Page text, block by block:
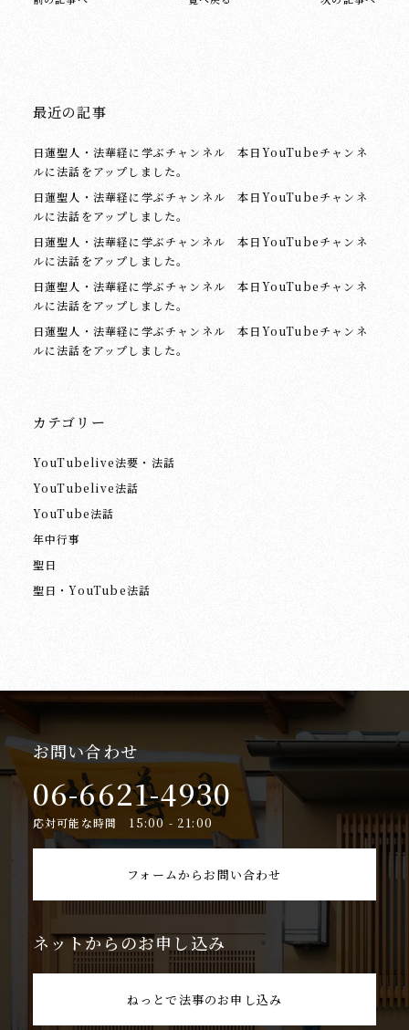
最近の記事
日蓮聖人・法華経に学ぶチャンネル 本日YouTubeチャンネ
ルに法話をアップしました。
日蓮聖人・法華経に学ぶチャンネル 本日YouTubeチャンネ
ルに法話をアップしました。
日蓮聖人・法華経に学ぶチャンネル 本日YouTubeチャンネ
ルに法話をアップしました。
日蓮聖人・法華経に学ぶチャンネル 本日YouTubeチャンネ
ルに法話をアップしました。
日蓮聖人・法華経に学ぶチャンネル 本日YouTubeチャンネ
ルに法話をアップしました。
カテゴリー
YouTubelive法要・法話
YouTubelive法話
YouTube法話
年中行事
聖日
聖日・YouTube法話
お問い合わせ
06-6621-4930
応対可能な時間 15:00 - 21:00
フォームからお問い合わせ
ネットからのお申し込み
ねっとで法事のお申し込み